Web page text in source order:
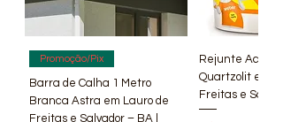
sociais: Instagram, Facebook,
Youtube. Fotos Meramente
Ilustrativas !Verifique
disponibilidade de estoque em
nossas Lojas
Promoção/Pix
Barra de Calha 1 Metro
Branca Astra em Lauro de
Freitas e Salvador – BA |
Rejunte Acrílico
Quartzolit em
Freitas e